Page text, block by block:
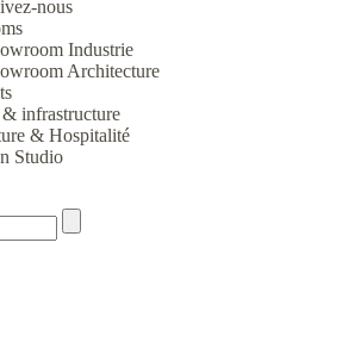
nous
Industrie
Architecture
infrastructure
& Hospitalité
Studio